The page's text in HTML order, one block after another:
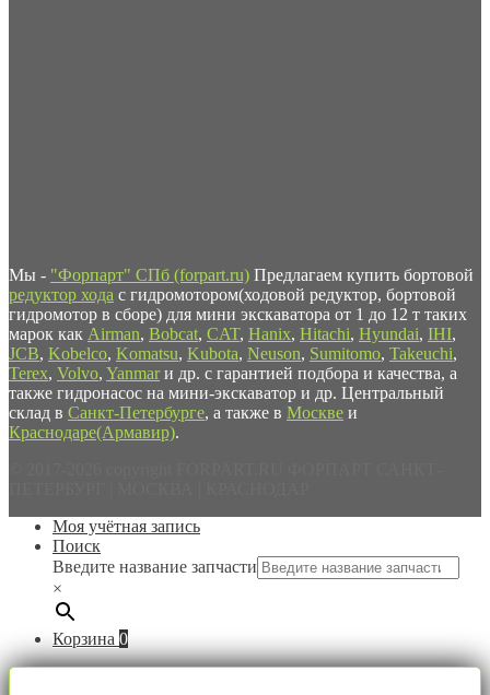
Мы - "Форпарт" СПб (forpart.ru) Предлагаем купить бортовой
редуктор хода с гидромотором(ходовой редуктор, бортовой
гидромотор в сборе) для мини экскаватора от 1 до 12 т таких
марок как Airman, Bobcat, CAT, Hanix, Hitachi, Hyundai, IHI,
JCB, Kobelco, Komatsu, Kubota, Neuson, Sumitomo, Takeuchi,
Terex, Volvo, Yanmar и др. с гарантией подбора и качества, а
также гидронасос на мини-экскаватор и др. Центральный
склад в Санкт-Петербурге, а также в Москве и
Краснодаре(Армавир).
Моя учётная запись
Поиск
Введите название запчасти
×
Корзина 0